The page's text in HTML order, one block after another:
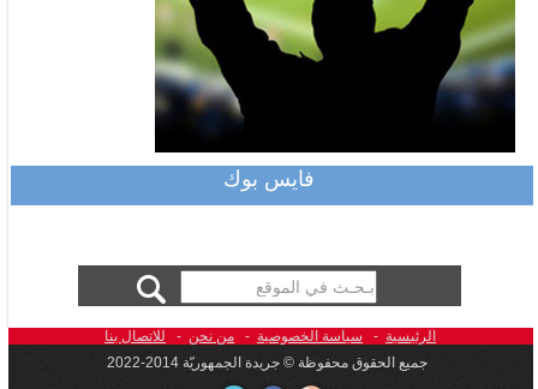
فايس بوك
الرئيسية- سياسة الخصوصية- من نحن-
للاتصال بنا
جميع الحقوق محفوظة © جريدة الجمهوريّة 2014-2022